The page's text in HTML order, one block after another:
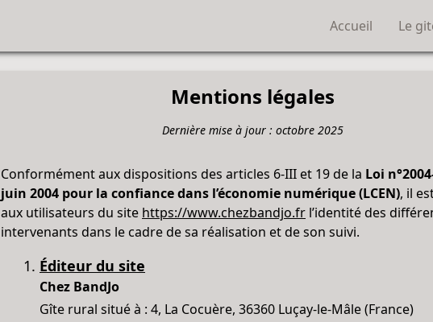
Accueil Le
Mentions légales
Dernière mise à jour : octobre 2025
Conformément aux dispositions des articles 6-III et 19 de la Loi
juin 2004 pour la confiance dans l’économie numérique (LCEN), il
aux utilisateurs du site https://www.chezbandjo.fr l’identité des
intervenants dans le cadre de sa réalisation et de son suivi.
Éditeur du site
Chez BandJo
Gîte rural situé à : 4, La Cocuère, 36360 Luçay-le-Mâle (France)